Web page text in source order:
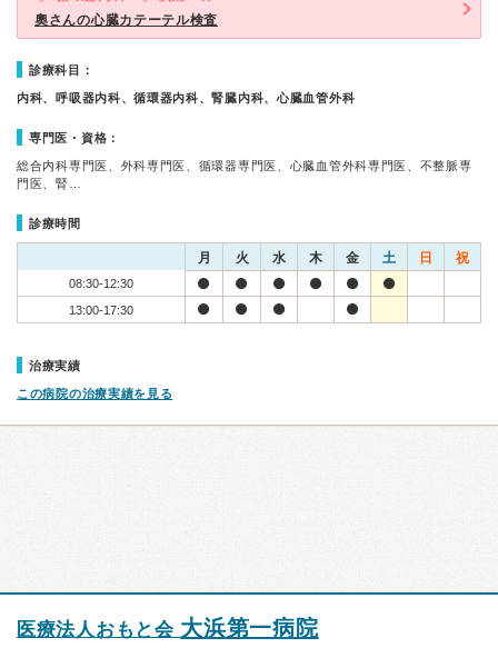
奧さんの心臓カテーテル検査
診療科目：
内科、呼吸器内科、循環器内科、腎臓内科、心臓血管外科
専門医・資格：
総合内科専門医、外科専門医、循環器専門医、心臓血管外科専門医、不整脈専
門医、腎…
診療時間
月 火 水 木 金 土 日 祝
08:30-12:30
13:00-17:30
治療実績
この病院の治療実績を見る
医療法人おもと会 大浜第一病院